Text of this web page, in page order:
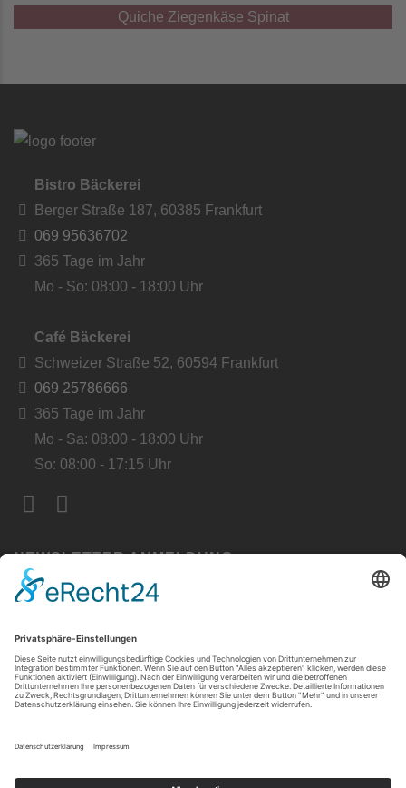
Quiche Ziegenkäse Spinat
Bistro Bäckerei
Berger Straße 187, 60385 Frankfurt
069 95636702
365 Tage im Jahr
Mo - So: 08:00 - 18:00 Uhr
Café Bäckerei
Schweizer Straße 52, 60594 Frankfurt
069 25786666
365 Tage im Jahr
Mo - Sa: 08:00 - 18:00 Uhr
So: 08:00 - 17:15 Uhr
NEWSLETTER ANMELDUNG
Bleiben Sie informiert!
Abonnieren Sie unseren Newsletter und erhalten Sie
exklusive Updates direkt in Ihr Postfach.